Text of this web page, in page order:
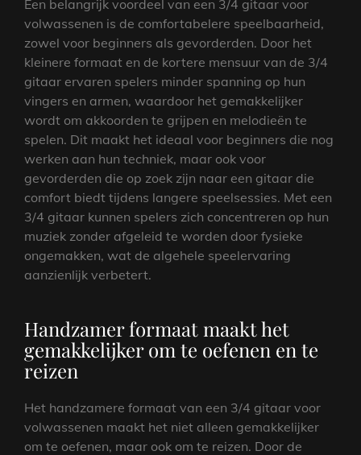
Een belangrijk voordeel van een 3/4 gitaar voor
volwassenen is de comfortabelere speelbaarheid,
zowel voor beginners als gevorderden. Door het
kleinere formaat en de kortere mensuur van de 3/4
gitaar ervaren spelers minder spanning op hun
vingers en armen, waardoor het gemakkelijker
wordt om akkoorden te grijpen en melodieën te
spelen. Dit maakt het ideaal voor beginners die nog
werken aan hun techniek, maar ook voor
gevorderden die op zoek zijn naar een gitaar die
comfort biedt tijdens langere speelsessies. Met een
3/4 gitaar kunnen spelers zich concentreren op hun
muziek zonder afgeleid te worden door fysieke
ongemakken, wat de algehele speelervaring
aanzienlijk verbetert.
Handzamer formaat maakt het
gemakkelijker om te oefenen en te
reizen
Het handzamere formaat van een 3/4 gitaar voor
volwassenen maakt het niet alleen gemakkelijker
om te oefenen, maar ook om te reizen. Door de